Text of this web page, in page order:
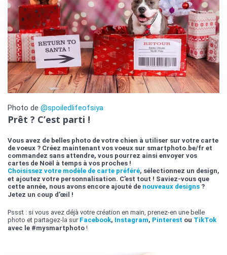
Photo de @spoiledlifeofsiya
Prêt ? C’est parti !
Vous avez de belles photo de votre chien à utiliser sur votre carte
de voeux ? Créez maintenant vos voeux sur smartphoto.be/fr et
commandez sans attendre, vous pourrez ainsi envoyer vos
cartes de Noël à temps à vos proches !
Choisissez votre modèle de carte préféré, sélectionnez un design,
et ajoutez votre personnalisation. C’est tout ! Saviez-vous que
cette année, nous avons encore ajouté de nouveaux designs ?
Jetez un coup d’œil !
Pssst : si vous avez déjà votre création en main, prenez-en une belle
photo et partagez-la sur Facebook, Instagram, Pinterest ou TikTok
avec le #mysmartphoto !